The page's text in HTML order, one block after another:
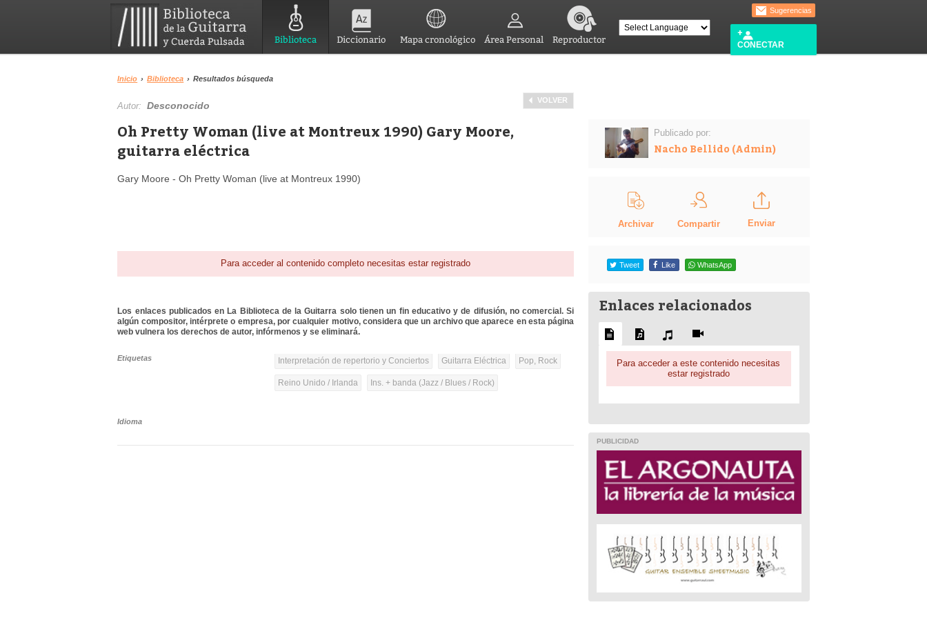
Biblioteca Diccionario Mapa cronológico Área Personal Reproductor
Sugerencias
CONECTAR
Inicio › Biblioteca › Resultados búsqueda
VOLVER
Autor:Desconocido
Oh Pretty Woman (live at Montreux 1990) Gary Moore,
guitarra eléctrica
Gary Moore - Oh Pretty Woman (live at Montreux 1990)
Para acceder al contenido completo necesitas estar registrado
Los enlaces publicados en La Biblioteca de la Guitarra solo tienen un fin educativo y de difusión, no comercial. Si
algún compositor, intérprete o empresa, por cualquier motivo, considera que un archivo que aparece en esta página
web vulnera los derechos de autor, infórmenos y se eliminará.
Etiquetas Interpretación de repertorio y Conciertos Guitarra Eléctrica Pop, Rock
Reino Unido / Irlanda Ins. + banda (Jazz / Blues / Rock)
Idioma
Publicado por:
Nacho Bellido (Admin)
Archivar Compartir Enviar
Tweet Like WhatsApp
Enlaces relacionados
Para acceder a este contenido necesitas
estar registrado
PUBLICIDAD